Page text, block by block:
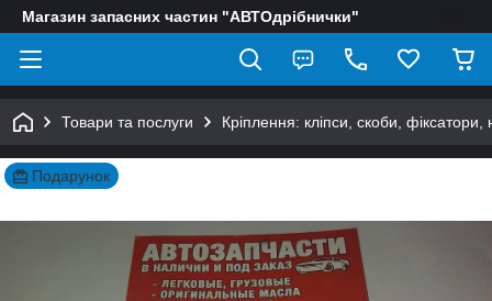
Магазин запасних частин "АВТОдрібнички"
Товари та послуги Кріплення: кліпси, скоби, фіксатори,
Подарунок